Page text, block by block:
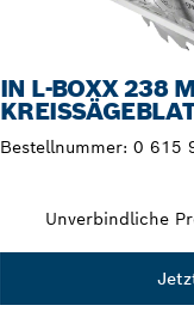
IN L-BOXX 238
Bestellnummer: 0 615
Unverbindliche